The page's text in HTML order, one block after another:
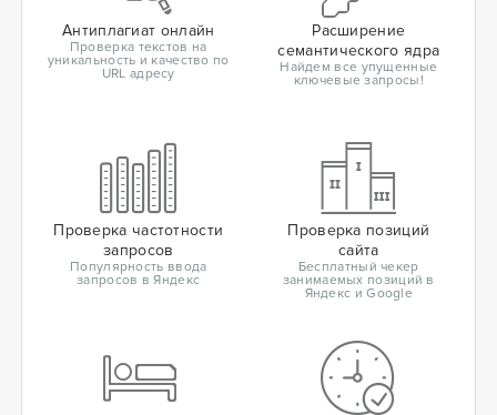
Антиплагиат онлайн
Проверка текстов на
уникальность и качество по
URL адресу
Расширение
семантического ядра
Найдем все упущенные
ключевые запросы!
Проверка частотности
запросов
Популярность ввода
запросов в Яндекс
Проверка позиций
сайта
Бесплатный чекер
занимаемых позиций в
Яндекс и Google